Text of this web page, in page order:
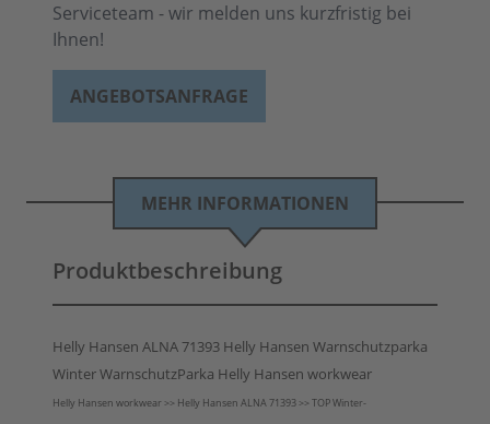
Serviceteam - wir melden uns kurzfristig bei
Ihnen!
ANGEBOTSANFRAGE
MEHR INFORMATIONEN
Produktbeschreibung
Helly Hansen ALNA 71393 Helly Hansen Warnschutzparka
Winter WarnschutzParka Helly Hansen workwear
Helly Hansen workwear >> Helly Hansen ALNA 71393 >> TOP Winter-